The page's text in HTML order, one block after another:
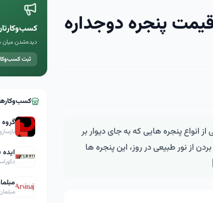
پنجره دوجداره
سقفی – جدیدترین قیمت پنجره دوجداره سقفی 1400: یکی از انواع پنجره هایی که به جای دیوار بر
از نور طبیعی در روز، این پنجره ها
دیده‌شدن میان
ثبت
گروه